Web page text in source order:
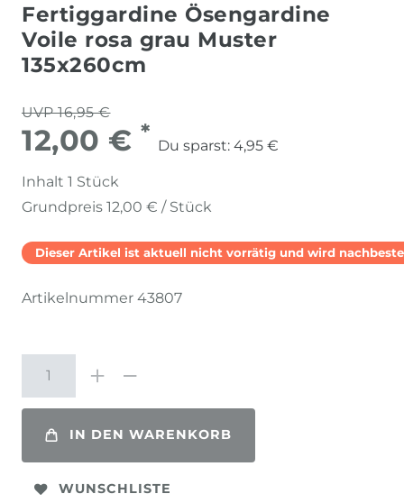
Fertiggardine Ösengardine
Voile rosa grau Muster
135x260cm
UVP 16,95 €
12,00 € *
Du sparst: 4,95 €
Inhalt 1 Stück
Grundpreis 12,00 € / Stück
Dieser Artikel ist aktuell nicht vorrätig und wird
Artikelnummer 43807
IN DEN WARENKORB
WUNSCHLISTE